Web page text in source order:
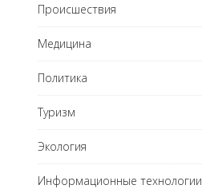
Происшествия
Медицина
Политика
Туризм
Экология
Информационные технологии